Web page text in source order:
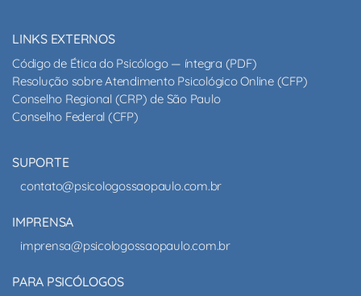
LINKS EXTERNOS
Código de Ética do Psicólogo — íntegra (PDF)
Resolução sobre Atendimento Psicológico Online (CFP)
Conselho Regional (CRP) de São Paulo
Conselho Federal (CFP)
SUPORTE
contato@psicologossaopaulo.com.br
IMPRENSA
imprensa@psicologossaopaulo.com.br
PARA PSICÓLOGOS